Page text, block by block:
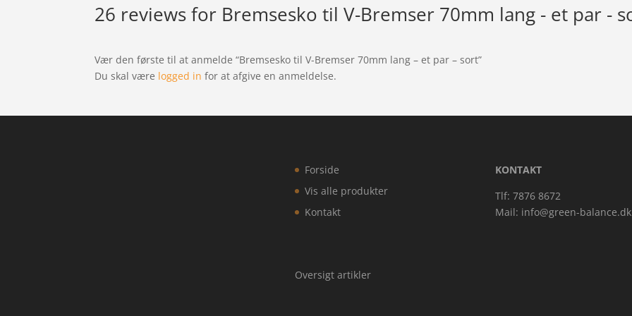
26 reviews for Bremsesko til V-Bremser 70mm lang - et par -
Vær den første til at anmelde “Bremsesko til V-Bremser 70mm lang – et par – sort”
Du skal være logged in for at afgive en anmeldelse.
Forside
Vis alle produkter
Kontakt
Oversigt artikler
KONTAKT
Tlf: 7876 8672
Mail: info@green-balance.dk